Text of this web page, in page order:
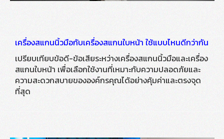
เครื่องสแกนนิ้วมือกับเครื่องสแกนใบหน้า ใช้แบบไหนดีกว่ากัน
เปรียบเทียบข้อดี-ข้อเสียระหว่างเครื่องสแกนนิ้วมือและเครื่อง
สแกนใบหน้า เพื่อเลือกใช้งานที่เหมาะกับความปลอดภัยและ
ความสะดวกสบายขององค์กรคุณได้อย่างคุ้มค่าและตรงจุด
ที่สุด